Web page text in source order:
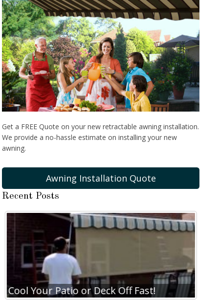
Get a FREE Quote on your new retractable awning installation.
We provide a no-hassle estimate on installing your new
awning.
Awning Installation Quote
Recent Posts
Cool Your Patio or Deck Off Fast!